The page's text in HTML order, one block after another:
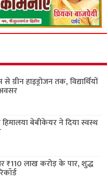
ग्रीन हाइड्रोजन तक, विद्यार्थियों
बेबीकेयर ने दिया स्वस्थ
₹110 लाख करोड़ के पार, शुद्ध